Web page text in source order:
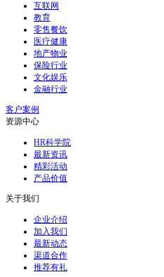
互联网
教育
零售餐饮
医疗健康
地产物业
保险行业
文化娱乐
金融行业
客户案例
资源中心
HR科学院
最新资讯
精彩活动
产品价值
关于我们
企业介绍
加入我们
最新动态
渠道合作
推荐有礼